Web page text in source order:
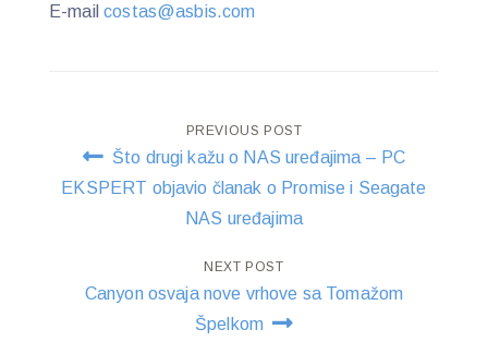
E-mailcostas@asbis.com
Post
navigation
PREVIOUS POST
Što drugi kažu o NAS uređajima – PC
EKSPERT objavio članak o Promise i Seagate
NAS uređajima
NEXT POST
Canyon osvaja nove vrhove sa Tomažom
Špelkom